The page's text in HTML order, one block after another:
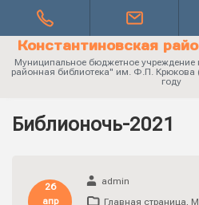
Константиновская
Муниципальное бюджетное учреждение
районная библиотека" им. Ф.П.
году
Библионочь-2021
26
апр
admin
Главная страница,